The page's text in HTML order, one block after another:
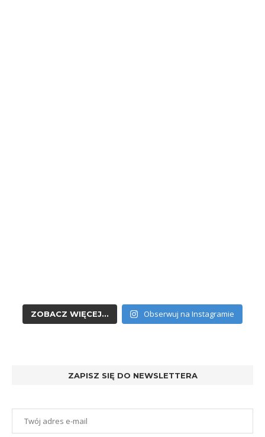
ZOBACZ WIĘCEJ... Obserwuj na Instagramie
ZAPISZ SIĘ DO NEWSLETTERA